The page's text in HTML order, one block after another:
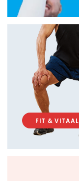
FIT & VITAAL